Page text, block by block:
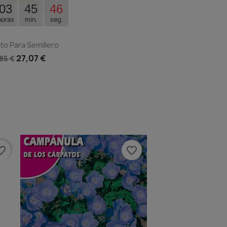
03 45
min.
45
seg.
Para Semillero
€ 27,07 €
favorite_border